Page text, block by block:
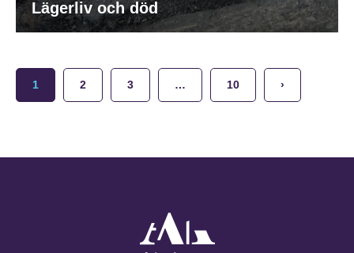
Lägerliv och död
1 2 3 … 10 ›